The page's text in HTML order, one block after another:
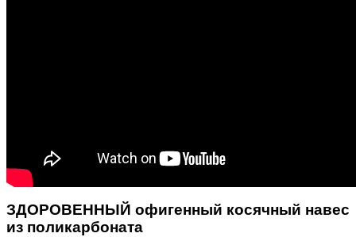
ЗДОРОВЕННЫЙ офигенный косячный навес
из поликарбоната